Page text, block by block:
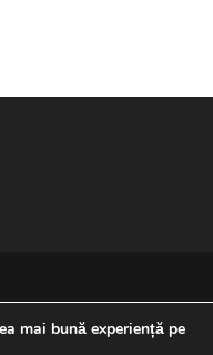
mai bună experiență pe